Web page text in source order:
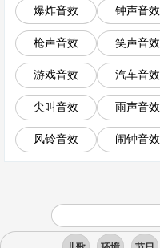
爆炸音效 钟声音效
枪声音效 笑声音效
游戏音效 汽车音效
尖叫音效 雨声音效
风铃音效 闹钟音效